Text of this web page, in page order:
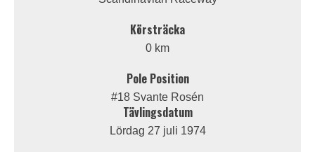
Körsträcka
0 km
Pole Position
#18 Svante Rosén
Tävlingsdatum
Lördag 27 juli 1974